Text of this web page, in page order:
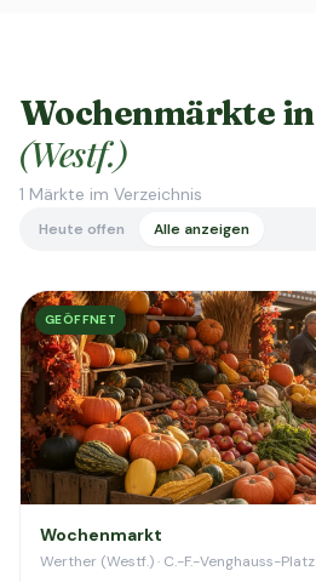
Wochenmärkte in
(Westf.)
1 Märkte im Verzeichnis
Heute offen Alle anzeigen
GEÖFFNET
Wochenmarkt
Werther (Westf.) · C.-F.-Venghauss-Platz